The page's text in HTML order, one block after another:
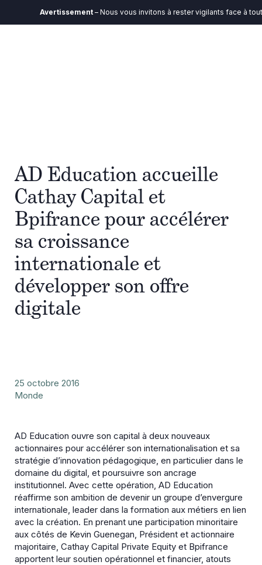
Avertissement– Nous vous invitons à rester vigilants face à toute
AD Education accueille
Cathay Capital et
Bpifrance pour accélérer
sa croissance
internationale et
développer son offre
digitale
25 octobre 2016
Monde
AD Education ouvre son capital à deux nouveaux
actionnaires pour accélérer son internationalisation et sa
stratégie d’innovation pédagogique, en particulier dans le
domaine du digital, et poursuivre son ancrage
institutionnel. Avec cette opération, AD Education
réaffirme son ambition de devenir un groupe d’envergure
internationale, leader dans la formation aux métiers en lien
avec la création. En prenant une participation minoritaire
aux côtés de Kevin Guenegan, Président et actionnaire
majoritaire, Cathay Capital Private Equity et Bpifrance
apportent leur soutien opérationnel et financier, atouts